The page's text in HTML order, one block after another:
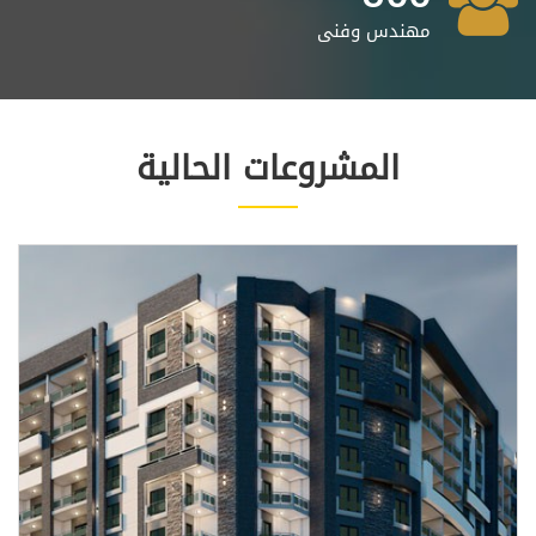
مهندس وفنى
المشروعات الحالية